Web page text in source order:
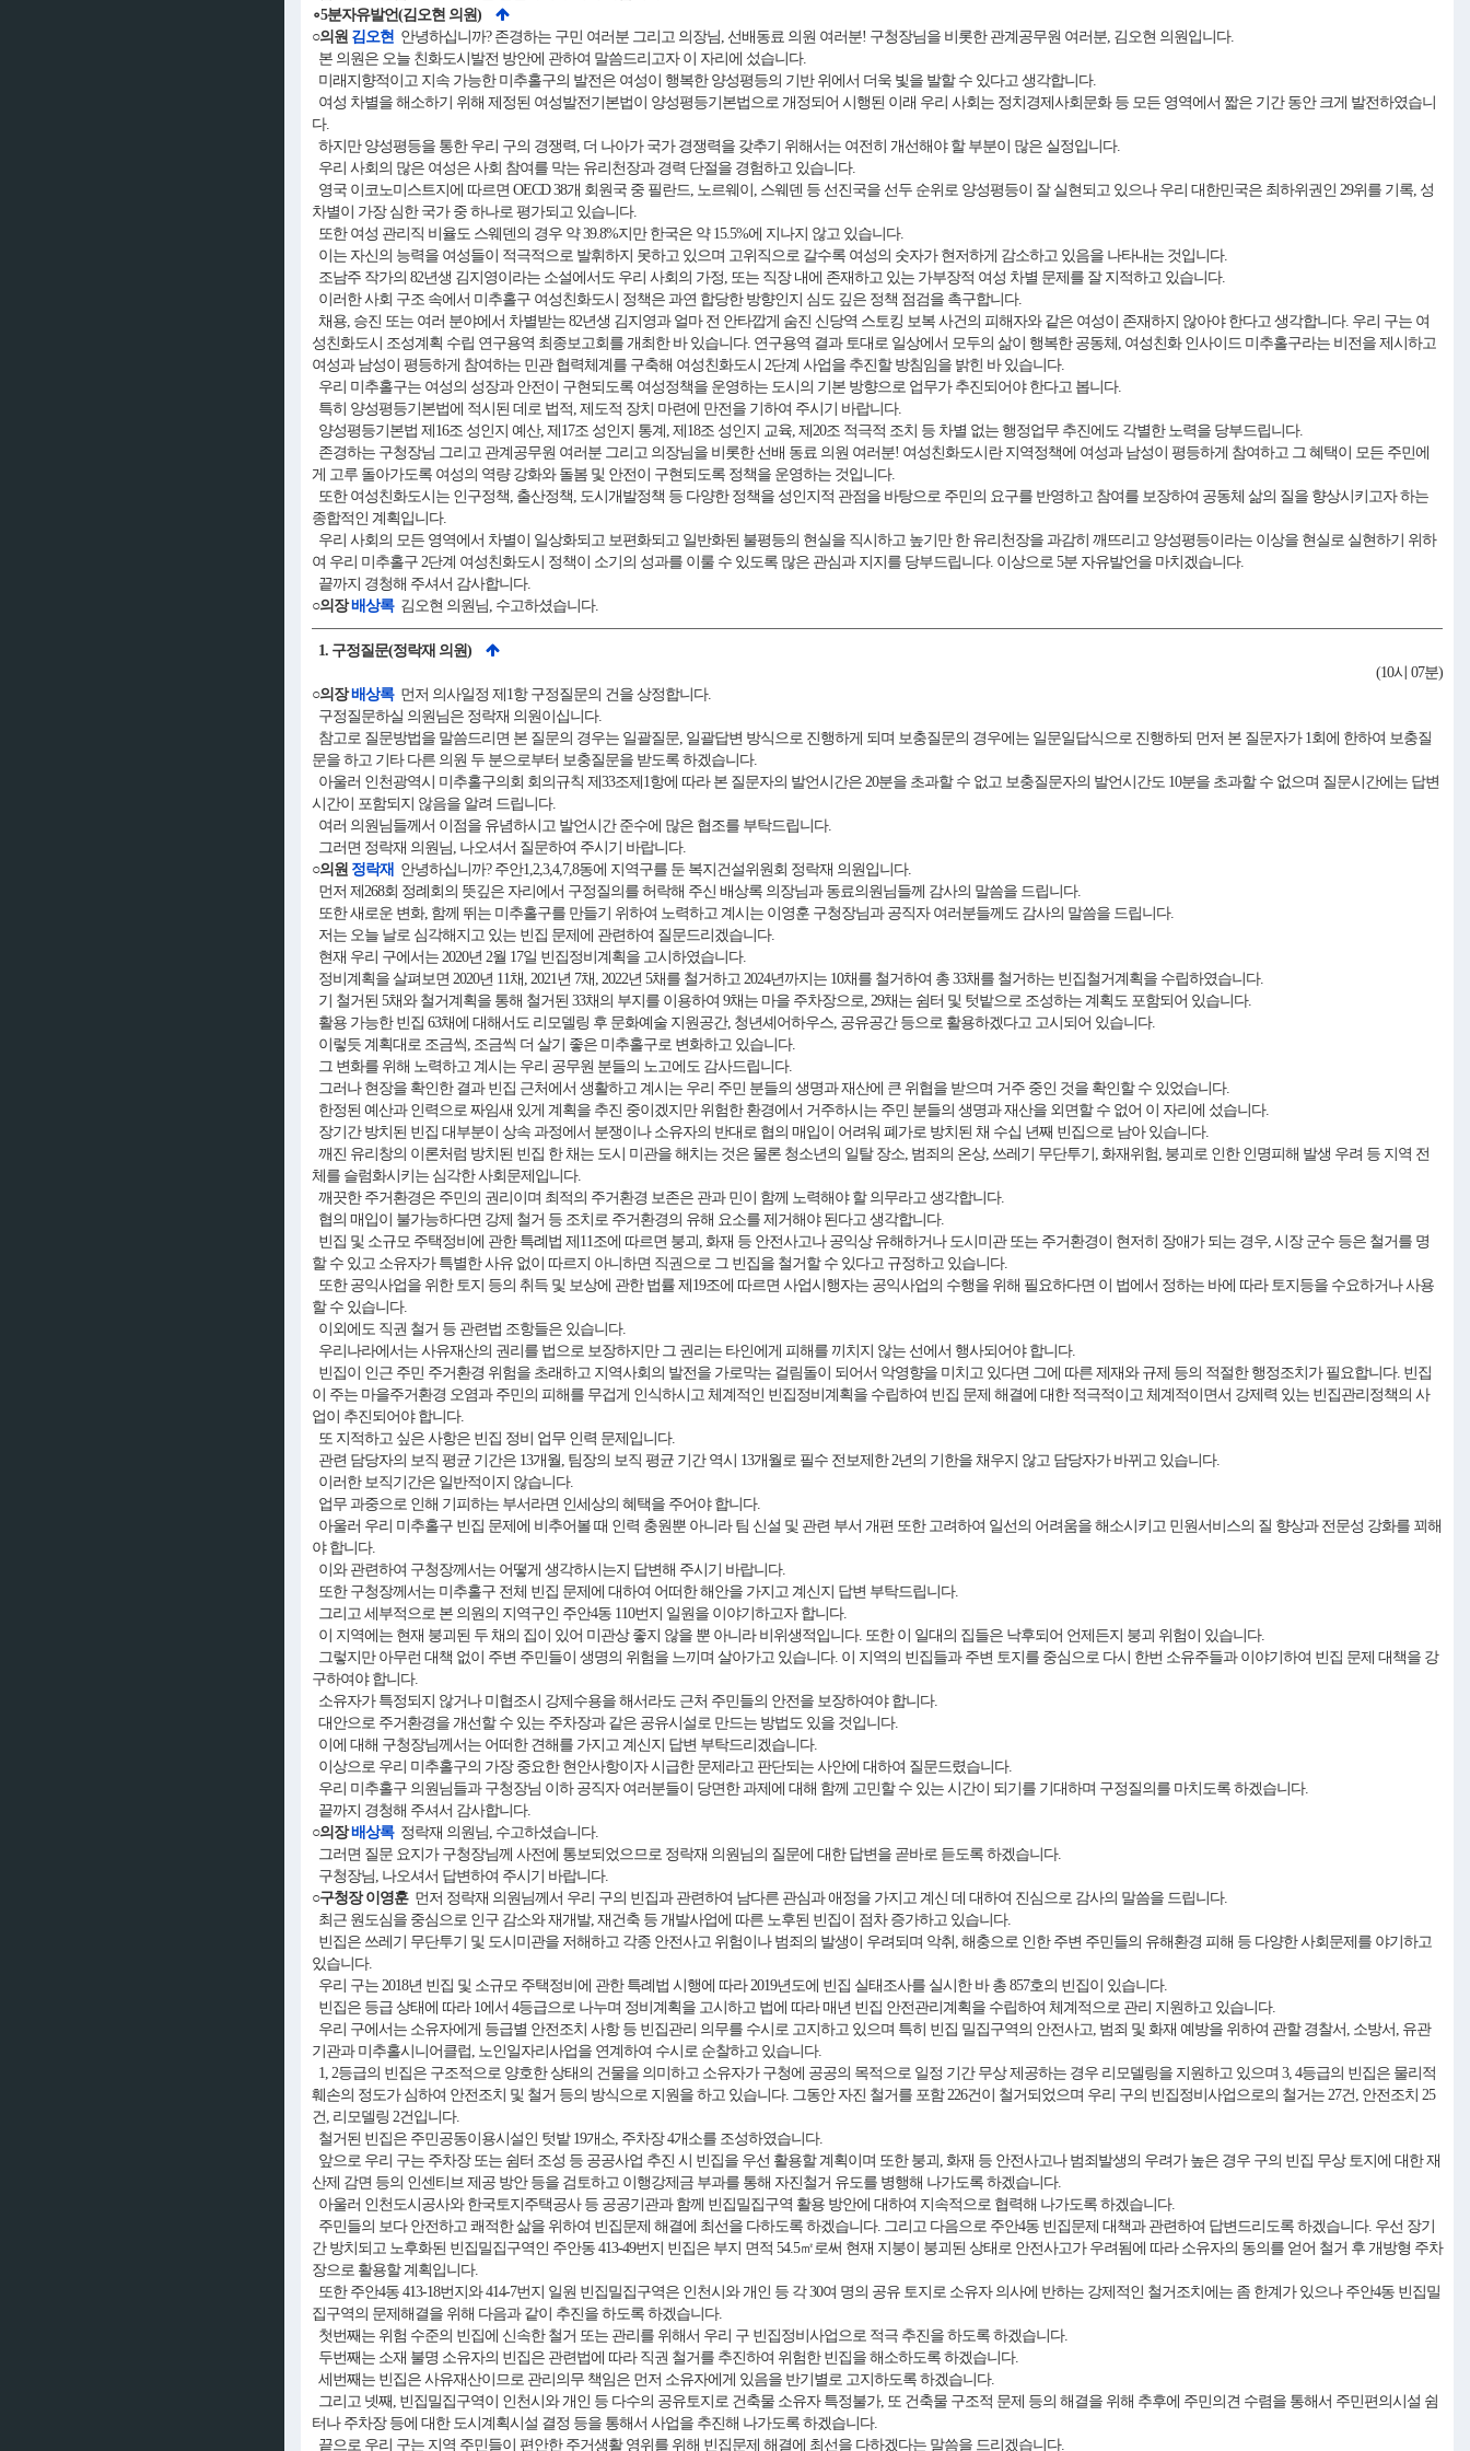
∘5분자유발언(김오현 의원)
○의원 김오현 안녕하십니까? 존경하는 구민 여러분 그리고 의장님, 선배동료 의원 여러분! 구청장님을 비롯한 관계공무원 여러분, 김오현 의원입니다.
본 의원은 오늘 친화도시발전 방안에 관하여 말씀드리고자 이 자리에 섰습니다.
미래지향적이고 지속 가능한 미추홀구의 발전은 여성이 행복한 양성평등의 기반 위에서 더욱 빛을 발할 수 있다고 생각합니다.
여성 차별을 해소하기 위해 제정된 여성발전기본법이 양성평등기본법으로 개정되어 시행된 이래 우리 사회는 정치경제사회문화 등 모든 영역에서 짧은 기간 동안 크게 발전하였습니
다.
하지만 양성평등을 통한 우리 구의 경쟁력, 더 나아가 국가 경쟁력을 갖추기 위해서는 여전히 개선해야 할 부분이 많은 실정입니다.
우리 사회의 많은 여성은 사회 참여를 막는 유리천장과 경력 단절을 경험하고 있습니다.
영국 이코노미스트지에 따르면 OECD 38개 회원국 중 필란드, 노르웨이, 스웨덴 등 선진국을 선두 순위로 양성평등이 잘 실현되고 있으나 우리 대한민국은 최하위권인 29위를 기록, 성
차별이 가장 심한 국가 중 하나로 평가되고 있습니다.
또한 여성 관리직 비율도 스웨덴의 경우 약 39.8%지만 한국은 약 15.5%에 지나지 않고 있습니다.
이는 자신의 능력을 여성들이 적극적으로 발휘하지 못하고 있으며 고위직으로 갈수록 여성의 숫자가 현저하게 감소하고 있음을 나타내는 것입니다.
조남주 작가의 82년생 김지영이라는 소설에서도 우리 사회의 가정, 또는 직장 내에 존재하고 있는 가부장적 여성 차별 문제를 잘 지적하고 있습니다.
이러한 사회 구조 속에서 미추홀구 여성친화도시 정책은 과연 합당한 방향인지 심도 깊은 정책 점검을 촉구합니다.
채용, 승진 또는 여러 분야에서 차별받는 82년생 김지영과 얼마 전 안타깝게 숨진 신당역 스토킹 보복 사건의 피해자와 같은 여성이 존재하지 않아야 한다고 생각합니다. 우리 구는 여
성친화도시 조성계획 수립 연구용역 최종보고회를 개최한 바 있습니다. 연구용역 결과 토대로 일상에서 모두의 삶이 행복한 공동체, 여성친화 인사이드 미추홀구라는 비전을 제시하고
여성과 남성이 평등하게 참여하는 민관 협력체계를 구축해 여성친화도시 2단계 사업을 추진할 방침임을 밝힌 바 있습니다.
우리 미추홀구는 여성의 성장과 안전이 구현되도록 여성정책을 운영하는 도시의 기본 방향으로 업무가 추진되어야 한다고 봅니다.
특히 양성평등기본법에 적시된 데로 법적, 제도적 장치 마련에 만전을 기하여 주시기 바랍니다.
양성평등기본법 제16조 성인지 예산, 제17조 성인지 통계, 제18조 성인지 교육, 제20조 적극적 조치 등 차별 없는 행정업무 추진에도 각별한 노력을 당부드립니다.
존경하는 구청장님 그리고 관계공무원 여러분 그리고 의장님을 비롯한 선배 동료 의원 여러분! 여성친화도시란 지역정책에 여성과 남성이 평등하게 참여하고 그 혜택이 모든 주민에
게 고루 돌아가도록 여성의 역량 강화와 돌봄 및 안전이 구현되도록 정책을 운영하는 것입니다.
또한 여성친화도시는 인구정책, 출산정책, 도시개발정책 등 다양한 정책을 성인지적 관점을 바탕으로 주민의 요구를 반영하고 참여를 보장하여 공동체 삶의 질을 향상시키고자 하는
종합적인 계획입니다.
우리 사회의 모든 영역에서 차별이 일상화되고 보편화되고 일반화된 불평등의 현실을 직시하고 높기만 한 유리천장을 과감히 깨뜨리고 양성평등이라는 이상을 현실로 실현하기 위하
여 우리 미추홀구 2단계 여성친화도시 정책이 소기의 성과를 이룰 수 있도록 많은 관심과 지지를 당부드립니다. 이상으로 5분 자유발언을 마치겠습니다.
끝까지 경청해 주셔서 감사합니다.
○의장배상록김오현 의원님, 수고하셨습니다.
1. 구정질문(정락재 의원)
(10시 07분)
○의장배상록먼저 의사일정 제1항 구정질문의 건을 상정합니다.
구정질문하실 의원님은 정락재 의원이십니다.
참고로 질문방법을 말씀드리면 본 질문의 경우는 일괄질문, 일괄답변 방식으로 진행하게 되며 보충질문의 경우에는 일문일답식으로 진행하되 먼저 본 질문자가 1회에 한하여 보충질
문을 하고 기타 다른 의원 두 분으로부터 보충질문을 받도록 하겠습니다.
아울러 인천광역시 미추홀구의회 회의규칙 제33조제1항에 따라 본 질문자의 발언시간은 20분을 초과할 수 없고 보충질문자의 발언시간도 10분을 초과할 수 없으며 질문시간에는 답변
시간이 포함되지 않음을 알려 드립니다.
여러 의원님들께서 이점을 유념하시고 발언시간 준수에 많은 협조를 부탁드립니다.
그러면 정락재 의원님, 나오셔서 질문하여 주시기 바랍니다.
○의원 정락재 안녕하십니까? 주안1,2,3,4,7,8동에 지역구를 둔 복지건설위원회 정락재 의원입니다.
먼저 제268회 정례회의 뜻깊은 자리에서 구정질의를 허락해 주신 배상록 의장님과 동료의원님들께 감사의 말씀을 드립니다.
또한 새로운 변화, 함께 뛰는 미추홀구를 만들기 위하여 노력하고 계시는 이영훈 구청장님과 공직자 여러분들께도 감사의 말씀을 드립니다.
저는 오늘 날로 심각해지고 있는 빈집 문제에 관련하여 질문드리겠습니다.
현재 우리 구에서는 2020년 2월 17일 빈집정비계획을 고시하였습니다.
정비계획을 살펴보면 2020년 11채, 2021년 7채, 2022년 5채를 철거하고 2024년까지는 10채를 철거하여 총 33채를 철거하는 빈집철거계획을 수립하였습니다.
기 철거된 5채와 철거계획을 통해 철거된 33채의 부지를 이용하여 9채는 마을 주차장으로, 29채는 쉼터 및 텃밭으로 조성하는 계획도 포함되어 있습니다.
활용 가능한 빈집 63채에 대해서도 리모델링 후 문화예술 지원공간, 청년셰어하우스, 공유공간 등으로 활용하겠다고 고시되어 있습니다.
이렇듯 계획대로 조금씩, 조금씩 더 살기 좋은 미추홀구로 변화하고 있습니다.
그 변화를 위해 노력하고 계시는 우리 공무원 분들의 노고에도 감사드립니다.
그러나 현장을 확인한 결과 빈집 근처에서 생활하고 계시는 우리 주민 분들의 생명과 재산에 큰 위협을 받으며 거주 중인 것을 확인할 수 있었습니다.
한정된 예산과 인력으로 짜임새 있게 계획을 추진 중이겠지만 위험한 환경에서 거주하시는 주민 분들의 생명과 재산을 외면할 수 없어 이 자리에 섰습니다.
장기간 방치된 빈집 대부분이 상속 과정에서 분쟁이나 소유자의 반대로 협의 매입이 어려워 폐가로 방치된 채 수십 년째 빈집으로 남아 있습니다.
깨진 유리창의 이론처럼 방치된 빈집 한 채는 도시 미관을 해치는 것은 물론 청소년의 일탈 장소, 범죄의 온상, 쓰레기 무단투기, 화재위험, 붕괴로 인한 인명피해 발생 우려 등 지역 전
체를 슬럼화시키는 심각한 사회문제입니다.
깨끗한 주거환경은 주민의 권리이며 최적의 주거환경 보존은 관과 민이 함께 노력해야 할 의무라고 생각합니다.
협의 매입이 불가능하다면 강제 철거 등 조치로 주거환경의 유해 요소를 제거해야 된다고 생각합니다.
빈집 및 소규모 주택정비에 관한 특례법 제11조에 따르면 붕괴, 화재 등 안전사고나 공익상 유해하거나 도시미관 또는 주거환경이 현저히 장애가 되는 경우, 시장 군수 등은 철거를 명
할 수 있고 소유자가 특별한 사유 없이 따르지 아니하면 직권으로 그 빈집을 철거할 수 있다고 규정하고 있습니다.
또한 공익사업을 위한 토지 등의 취득 및 보상에 관한 법률 제19조에 따르면 사업시행자는 공익사업의 수행을 위해 필요하다면 이 법에서 정하는 바에 따라 토지등을 수요하거나 사용
할 수 있습니다.
이외에도 직권 철거 등 관련법 조항들은 있습니다.
우리나라에서는 사유재산의 권리를 법으로 보장하지만 그 권리는 타인에게 피해를 끼치지 않는 선에서 행사되어야 합니다.
빈집이 인근 주민 주거환경 위험을 초래하고 지역사회의 발전을 가로막는 걸림돌이 되어서 악영향을 미치고 있다면 그에 따른 제재와 규제 등의 적절한 행정조치가 필요합니다. 빈집
이 주는 마을주거환경 오염과 주민의 피해를 무겁게 인식하시고 체계적인 빈집정비계획을 수립하여 빈집 문제 해결에 대한 적극적이고 체계적이면서 강제력 있는 빈집관리정책의 사
업이 추진되어야 합니다.
또 지적하고 싶은 사항은 빈집 정비 업무 인력 문제입니다.
관련 담당자의 보직 평균 기간은 13개월, 팀장의 보직 평균 기간 역시 13개월로 필수 전보제한 2년의 기한을 채우지 않고 담당자가 바뀌고 있습니다.
이러한 보직기간은 일반적이지 않습니다.
업무 과중으로 인해 기피하는 부서라면 인세상의 혜택을 주어야 합니다.
아울러 우리 미추홀구 빈집 문제에 비추어볼 때 인력 충원뿐 아니라 팀 신설 및 관련 부서 개편 또한 고려하여 일선의 어려움을 해소시키고 민원서비스의 질 향상과 전문성 강화를 꾀해
야 합니다.
이와 관련하여 구청장께서는 어떻게 생각하시는지 답변해 주시기 바랍니다.
또한 구청장께서는 미추홀구 전체 빈집 문제에 대하여 어떠한 해안을 가지고 계신지 답변 부탁드립니다.
그리고 세부적으로 본 의원의 지역구인 주안4동 110번지 일원을 이야기하고자 합니다.
이 지역에는 현재 붕괴된 두 채의 집이 있어 미관상 좋지 않을 뿐 아니라 비위생적입니다. 또한 이 일대의 집들은 낙후되어 언제든지 붕괴 위험이 있습니다.
그렇지만 아무런 대책 없이 주변 주민들이 생명의 위험을 느끼며 살아가고 있습니다. 이 지역의 빈집들과 주변 토지를 중심으로 다시 한번 소유주들과 이야기하여 빈집 문제 대책을 강
구하여야 합니다.
소유자가 특정되지 않거나 미협조시 강제수용을 해서라도 근처 주민들의 안전을 보장하여야 합니다.
대안으로 주거환경을 개선할 수 있는 주차장과 같은 공유시설로 만드는 방법도 있을 것입니다.
이에 대해 구청장님께서는 어떠한 견해를 가지고 계신지 답변 부탁드리겠습니다.
이상으로 우리 미추홀구의 가장 중요한 현안사항이자 시급한 문제라고 판단되는 사안에 대하여 질문드렸습니다.
우리 미추홀구 의원님들과 구청장님 이하 공직자 여러분들이 당면한 과제에 대해 함께 고민할 수 있는 시간이 되기를 기대하며 구정질의를 마치도록 하겠습니다.
끝까지 경청해 주셔서 감사합니다.
○의장배상록정락재 의원님, 수고하셨습니다.
그러면 질문 요지가 구청장님께 사전에 통보되었으므로 정락재 의원님의 질문에 대한 답변을 곧바로 듣도록 하겠습니다.
구청장님, 나오셔서 답변하여 주시기 바랍니다.
○구청장 이영훈먼저 정락재 의원님께서 우리 구의 빈집과 관련하여 남다른 관심과 애정을 가지고 계신 데 대하여 진심으로 감사의 말씀을 드립니다.
최근 원도심을 중심으로 인구 감소와 재개발, 재건축 등 개발사업에 따른 노후된 빈집이 점차 증가하고 있습니다.
빈집은 쓰레기 무단투기 및 도시미관을 저해하고 각종 안전사고 위험이나 범죄의 발생이 우려되며 악취, 해충으로 인한 주변 주민들의 유해환경 피해 등 다양한 사회문제를 야기하고
있습니다.
우리 구는 2018년 빈집 및 소규모 주택정비에 관한 특례법 시행에 따라 2019년도에 빈집 실태조사를 실시한 바 총 857호의 빈집이 있습니다.
빈집은 등급 상태에 따라 1에서 4등급으로 나누며 정비계획을 고시하고 법에 따라 매년 빈집 안전관리계획을 수립하여 체계적으로 관리 지원하고 있습니다.
우리 구에서는 소유자에게 등급별 안전조치 사항 등 빈집관리 의무를 수시로 고지하고 있으며 특히 빈집 밀집구역의 안전사고, 범죄 및 화재 예방을 위하여 관할 경찰서, 소방서, 유관
기관과 미추홀시니어클럽, 노인일자리사업을 연계하여 수시로 순찰하고 있습니다.
1, 2등급의 빈집은 구조적으로 양호한 상태의 건물을 의미하고 소유자가 구청에 공공의 목적으로 일정 기간 무상 제공하는 경우 리모델링을 지원하고 있으며 3, 4등급의 빈집은 물리적
훼손의 정도가 심하여 안전조치 및 철거 등의 방식으로 지원을 하고 있습니다. 그동안 자진 철거를 포함 226건이 철거되었으며 우리 구의 빈집정비사업으로의 철거는 27건, 안전조치 25
건, 리모델링 2건입니다.
철거된 빈집은 주민공동이용시설인 텃밭 19개소, 주차장 4개소를 조성하였습니다.
앞으로 우리 구는 주차장 또는 쉼터 조성 등 공공사업 추진 시 빈집을 우선 활용할 계획이며 또한 붕괴, 화재 등 안전사고나 범죄발생의 우려가 높은 경우 구의 빈집 무상 토지에 대한 재
산제 감면 등의 인센티브 제공 방안 등을 검토하고 이행강제금 부과를 통해 자진철거 유도를 병행해 나가도록 하겠습니다.
아울러 인천도시공사와 한국토지주택공사 등 공공기관과 함께 빈집밀집구역 활용 방안에 대하여 지속적으로 협력해 나가도록 하겠습니다.
주민들의 보다 안전하고 쾌적한 삶을 위하여 빈집문제 해결에 최선을 다하도록 하겠습니다. 그리고 다음으로 주안4동 빈집문제 대책과 관련하여 답변드리도록 하겠습니다. 우선 장기
간 방치되고 노후화된 빈집밀집구역인 주안동 413-49번지 빈집은 부지 면적 54.5㎡로써 현재 지붕이 붕괴된 상태로 안전사고가 우려됨에 따라 소유자의 동의를 얻어 철거 후 개방형 주차
장으로 활용할 계획입니다.
또한 주안4동 413-18번지와 414-7번지 일원 빈집밀집구역은 인천시와 개인 등 각 30여 명의 공유 토지로 소유자 의사에 반하는 강제적인 철거조치에는 좀 한계가 있으나 주안4동 빈집밀
집구역의 문제해결을 위해 다음과 같이 추진을 하도록 하겠습니다.
첫번째는 위험 수준의 빈집에 신속한 철거 또는 관리를 위해서 우리 구 빈집정비사업으로 적극 추진을 하도록 하겠습니다.
두번째는 소재 불명 소유자의 빈집은 관련법에 따라 직권 철거를 추진하여 위험한 빈집을 해소하도록 하겠습니다.
세번째는 빈집은 사유재산이므로 관리의무 책임은 먼저 소유자에게 있음을 반기별로 고지하도록 하겠습니다.
그리고 넷째, 빈집밀집구역이 인천시와 개인 등 다수의 공유토지로 건축물 소유자 특정불가, 또 건축물 구조적 문제 등의 해결을 위해 추후에 주민의견 수렴을 통해서 주민편의시설 쉼
터나 주차장 등에 대한 도시계획시설 결정 등을 통해서 사업을 추진해 나가도록 하겠습니다.
끝으로 우리 구는 지역 주민들이 편안한 주거생활 영위를 위해 빈집문제 해결에 최선을 다하겠다는 말씀을 드리겠습니다.